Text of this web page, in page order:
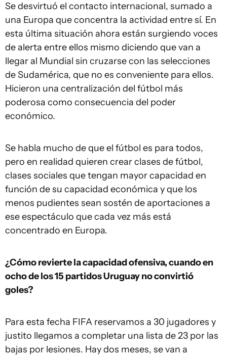
Se desvirtuó el contacto internacional, sumado a
una Europa que concentra la actividad entre sí. En
esta última situación ahora están surgiendo voces
de alerta entre ellos mismo diciendo que van a
llegar al Mundial sin cruzarse con las selecciones
de Sudamérica, que no es conveniente para ellos.
Hicieron una centralización del fútbol más
poderosa como consecuencia del poder
económico.
Se habla mucho de que el fútbol es para todos,
pero en realidad quieren crear clases de fútbol,
clases sociales que tengan mayor capacidad en
función de su capacidad económica y que los
menos pudientes sean sostén de aportaciones a
ese espectáculo que cada vez más está
concentrado en Europa.
¿Cómo revierte la capacidad ofensiva, cuando en
ocho de los 15 partidos Uruguay no convirtió
goles?
Para esta fecha FIFA reservamos a 30 jugadores y
justito llegamos a completar una lista de 23 por las
bajas por lesiones. Hay dos meses, se van a